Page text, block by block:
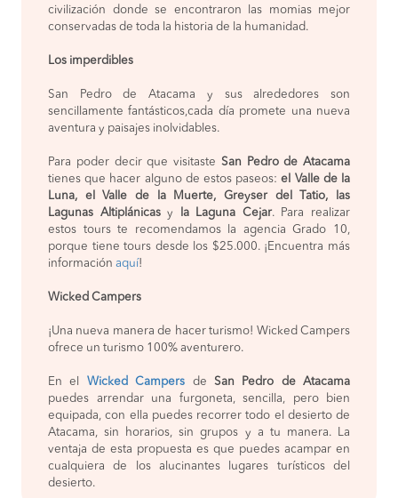
civilización donde se encontraron las momias mejor
conservadas de toda la historia de la humanidad.
Los imperdibles
San Pedro de Atacama y sus alrededores son
sencillamente fantásticos,cada día promete una nueva
aventura y paisajes inolvidables.
Para poder decir que visitaste San Pedro de Atacama
tienes que hacer alguno de estos paseos:el Valle de la
Luna, el Valle de la Muerte, Greyser del Tatio, las
Lagunas Altiplánicasy la Laguna Cejar. Para realizar
estos tours te recomendamos la agencia Grado 10,
porque tiene tours desde los $25.000. ¡Encuentra más
información aquí!
Wicked Campers
¡Una nueva manera de hacer turismo! Wicked Campers
ofrece un turismo 100% aventurero.
En el Wicked Campers de San Pedro de Atacama
puedes arrendar una furgoneta, sencilla, pero bien
equipada, con ella puedes recorrer todo el desierto de
Atacama, sin horarios, sin grupos y a tu manera. La
ventaja de esta propuesta es que puedes acampar en
cualquiera de los alucinantes lugares turísticos del
desierto.